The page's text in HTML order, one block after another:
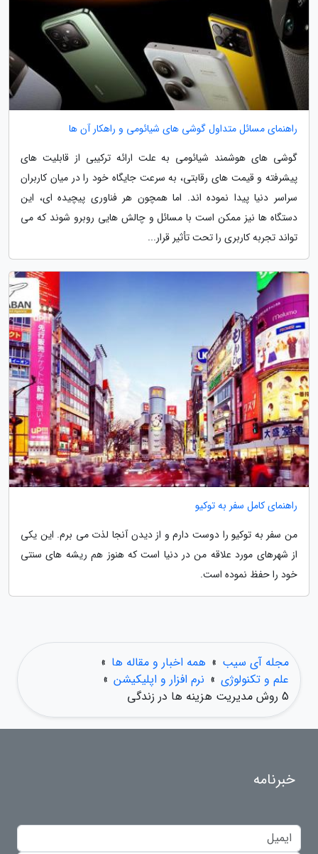
راهنمای مسائل متداول گوشی های شیائومی و راهکار آن ها
گوشی های هوشمند شیائومی به علت ارائه ترکیبی از قابلیت های
پیشرفته و قیمت های رقابتی، به سرعت جایگاه خود را در میان کاربران
سراسر دنیا پیدا نموده اند. اما همچون هر فناوری پیچیده ای، این
دستگاه ها نیز ممکن است با مسائل و چالش هایی روبرو شوند که می
تواند تجربه کاربری را تحت تأثیر قرار...
راهنمای کامل سفر به توکیو
من سفر به توکیو را دوست دارم و از دیدن آنجا لذت می برم. این یکی
از شهرهای مورد علاقه من در دنیا است که هنوز هم ریشه های سنتی
خود را حفظ نموده است.
مجله آی سیب » همه اخبار و مقاله ها »
علم و تکنولوژی » نرم افزار و اپلیکیشن »
5 روش مدیریت هزینه ها در زندگی
خبرنامه